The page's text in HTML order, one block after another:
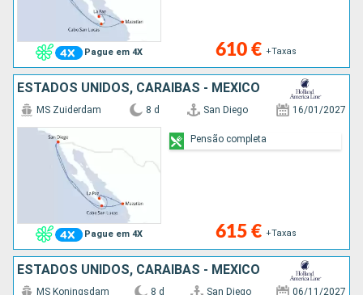
Pague em 4X 610 € +Taxas
ESTADOS UNIDOS, CARAIBAS - MEXICO
Pague em 4X
MS Zuiderdam 8 d San Diego 16/01/2027
615 € +Taxas
Pensão completa
ESTADOS UNIDOS, CARAIBAS - MEXICO
MS Koningsdam 8 d San Diego 06/11/2027